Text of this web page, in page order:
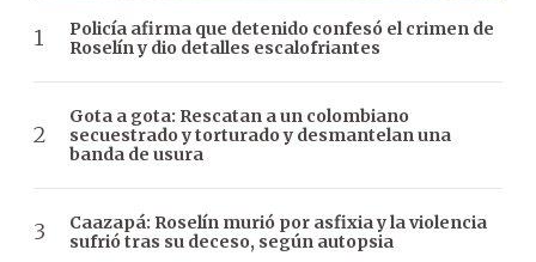
Policía afirma que detenido confesó el crimen de
Roselín y dio detalles escalofriantes
Gota a gota: Rescatan a un colombiano
secuestrado y torturado y desmantelan una
banda de usura
Caazapá: Roselín murió por asfixia y la violencia
sufrió tras su deceso, según autopsia